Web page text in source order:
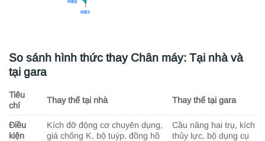
So sánh hình thức thay Chân máy: Tại nhà và
tại gara
Tiêu
chí
Thay thế tại nhà Thay thế tại gara
Điều
kiện
Kích đỡ động cơ chuyên dụng,
giá chống K, bộ tuýp, đồng hồ
Cầu nâng hai trụ, kích
thủy lực, bộ dụng cụ